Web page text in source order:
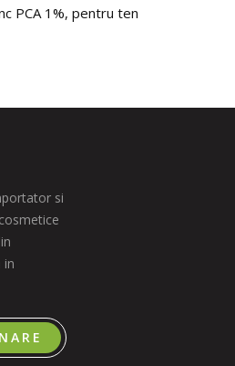
PCA 1%, pentru ten gras, acneic
si
in